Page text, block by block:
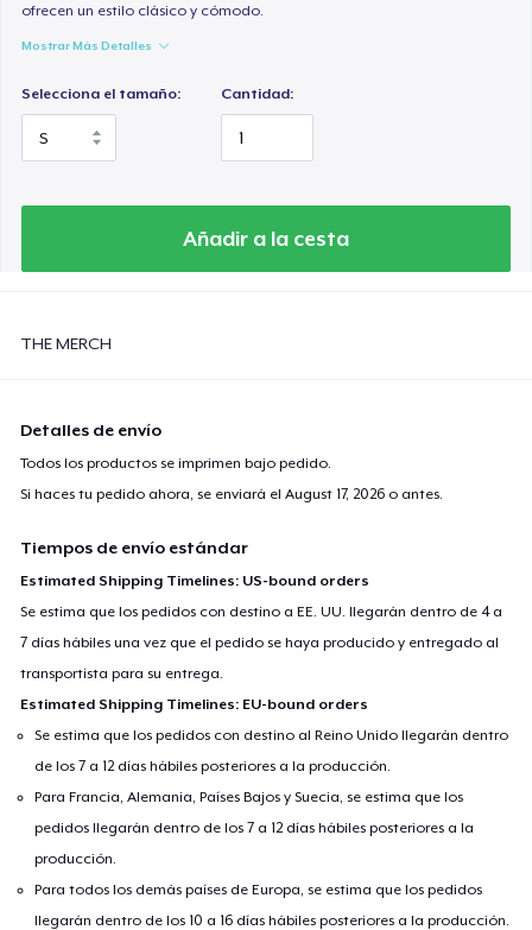
ofrecen un estilo clásico y cómodo.
Mostrar Más Detalles
Selecciona el tamaño: Cantidad:
Añadir a la cesta
THE MERCH
Detalles de envío
Todos los productos se imprimen bajo pedido.
Si haces tu pedido ahora, se enviará elAugust 17, 2026 o antes.
Tiempos de envío estándar
Estimated Shipping Timelines: US-bound orders
Se estima que los pedidos con destino a EE. UU. llegarán dentro de 4 a
7 días hábiles una vez que el pedido se haya producido y entregado al
transportista para su entrega.
Estimated Shipping Timelines: EU-bound orders
Se estima que los pedidos con destino al Reino Unido llegarán dentro
de los 7 a 12 días hábiles posteriores a la producción.
Para Francia, Alemania, Países Bajos y Suecia, se estima que los
pedidos llegarán dentro de los 7 a 12 días hábiles posteriores a la
producción.
Para todos los demás países de Europa, se estima que los pedidos
llegarán dentro de los 10 a 16 días hábiles posteriores a la producción.